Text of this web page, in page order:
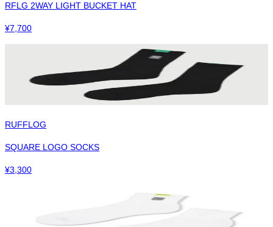
RFLG 2WAY LIGHT BUCKET HAT
¥7,700
RUFFLOG
SQUARE LOGO SOCKS
¥3,300